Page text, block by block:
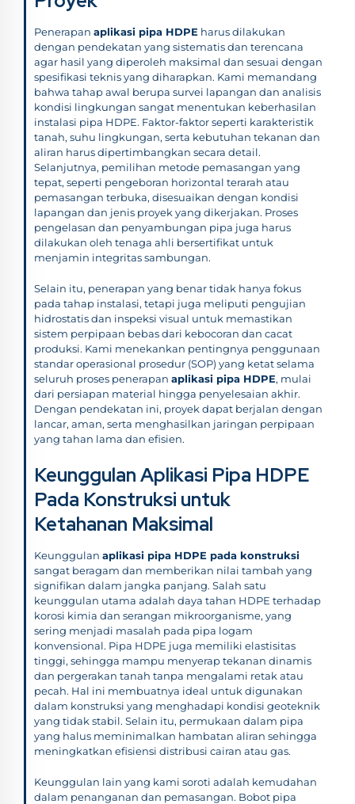
Penerapan aplikasi pipa HDPE harus dilakukan
dengan pendekatan yang sistematis dan terencana
agar hasil yang diperoleh maksimal dan sesuai dengan
spesifikasi teknis yang diharapkan. Kami memandang
bahwa tahap awal berupa survei lapangan dan analisis
kondisi lingkungan sangat menentukan keberhasilan
instalasi pipa HDPE. Faktor-faktor seperti karakteristik
tanah, suhu lingkungan, serta kebutuhan tekanan dan
aliran harus dipertimbangkan secara detail.
Selanjutnya, pemilihan metode pemasangan yang
tepat, seperti pengeboran horizontal terarah atau
pemasangan terbuka, disesuaikan dengan kondisi
lapangan dan jenis proyek yang dikerjakan. Proses
pengelasan dan penyambungan pipa juga harus
dilakukan oleh tenaga ahli bersertifikat untuk
menjamin integritas sambungan.
Selain itu, penerapan yang benar tidak hanya fokus
pada tahap instalasi, tetapi juga meliputi pengujian
hidrostatis dan inspeksi visual untuk memastikan
sistem perpipaan bebas dari kebocoran dan cacat
produksi. Kami menekankan pentingnya penggunaan
standar operasional prosedur (SOP) yang ketat selama
seluruh proses penerapan aplikasi pipa HDPE, mulai
dari persiapan material hingga penyelesaian akhir.
Dengan pendekatan ini, proyek dapat berjalan dengan
lancar, aman, serta menghasilkan jaringan perpipaan
yang tahan lama dan efisien.
Keunggulan Aplikasi Pipa HDPE
Pada Konstruksi untuk
Ketahanan Maksimal
Keunggulan aplikasi pipa HDPE pada konstruksi
sangat beragam dan memberikan nilai tambah yang
signifikan dalam jangka panjang. Salah satu
keunggulan utama adalah daya tahan HDPE terhadap
korosi kimia dan serangan mikroorganisme, yang
sering menjadi masalah pada pipa logam
konvensional. Pipa HDPE juga memiliki elastisitas
tinggi, sehingga mampu menyerap tekanan dinamis
dan pergerakan tanah tanpa mengalami retak atau
pecah. Hal ini membuatnya ideal untuk digunakan
dalam konstruksi yang menghadapi kondisi geoteknik
yang tidak stabil. Selain itu, permukaan dalam pipa
yang halus meminimalkan hambatan aliran sehingga
meningkatkan efisiensi distribusi cairan atau gas.
Keunggulan lain yang kami soroti adalah kemudahan
dalam penanganan dan pemasangan. Bobot pipa